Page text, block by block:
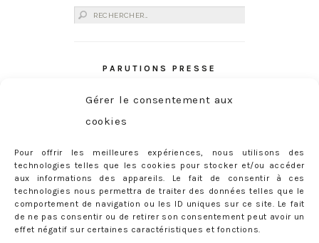
Gérer le consentement aux
cookies
Pour offrir les meilleures expériences, nous utilisons des
technologies telles que les cookies pour stocker et/ou accéder
aux informations des appareils. Le fait de consentir à ces
technologies nous permettra de traiter des données telles que le
comportement de navigation ou les ID uniques sur ce site. Le fait
de ne pas consentir ou de retirer son consentement peut avoir un
effet négatif sur certaines caractéristiques et fonctions.
Rechercher :
PARUTIONS PRESSE